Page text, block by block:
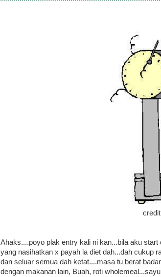
Ahaks....poyo plak entry kali ni kan...bila aku
yang nasihatkan x payah la diet dah...dah cukup
dan seluar semua dah ketat....masa tu berat
dengan makanan lain, Buah, roti